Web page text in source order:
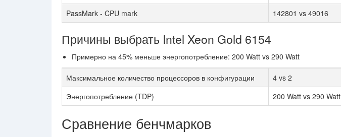
PassMark - CPU mark
142801 vs 49016
Причины выбрать Intel Xeon Gold 6154
Примерно на 45% меньше энергопотребление: 200 Watt vs 290 Watt
Максимальное количество процессоров в конфигурации
4 vs 2
Энергопотребление (TDP)
200 Watt vs 290 Watt
Сравнение бенчмарков